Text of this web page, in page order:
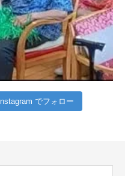
Instagram でフォロー